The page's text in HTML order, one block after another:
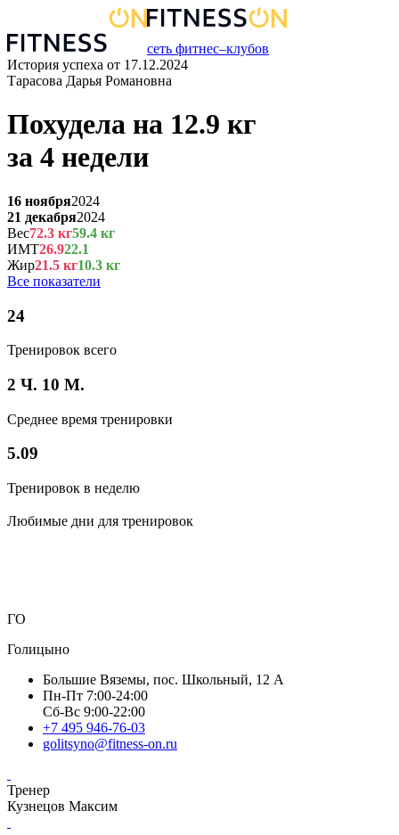
сеть фитнес–клубов
История успеха от 17.12.2024
Тарасова Дарья Романовна
Похудела на 12.9 кг
за 4 недели
16 ноября2024
21 декабря2024
Вес72.3 кг59.4 кг
ИМТ26.922.1
Жир21.5 кг10.3 кг
Все показатели
24
Тренировок всего
2 Ч. 10 М.
Среднее время тренировки
5.09
Тренировок в неделю
Любимые дни для тренировок
ГО
Голицыно
Большие Вяземы, пос. Школьный, 12 А
Пн-Пт 7:00-24:00
Сб-Вс 9:00-22:00
+7 495 946-76-03
golitsyno@fitness-on.ru
Тренер
Кузнецов Максим